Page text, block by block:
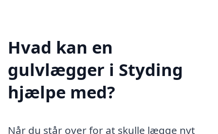
Hvad kan en
gulvlægger i Styding
hjælpe med?
Når du står over for at skulle lægge nyt